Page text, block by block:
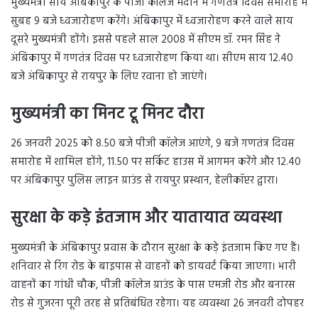
सुबह 9 बजे ध्वजारोहण करेंगे। अंबिकापुर में ध्वजारोहण करने वाले साय
दूसरे मुख्यमंत्री होंगे। इससे पहले साल 2008 में सीएम डॉ. रमन सिंह ने
अंबिकापुर में गणतंत्र दिवस पर ध्वजारोहण किया था। सीएम साय 12.40
बजे अंबिकापुर से रायपुर के लिए रवाना हो जाएंगे।
मुख्यमंत्री का मिनट टू मिनट दौरा
26 जनवरी 2025 को 8.50 बजे पीजी कॉलेज आएंगे, 9 बजे गणतंत्र दिवस
समारोह में शामिल होंगे, 11.50 पर सर्किट हाउस में आगमन करेंगे और 12.40
पर अंबिकापुर पुलिस लाइन ग्राउंड से रायपुर प्रस्थान, हेलीकॉप्टर द्वारा।
सुरक्षा के कड़े इंतजाम और यातायात व्यवस्था
मुख्यमंत्री के अंबिकापुर प्रवास के दौरान सुरक्षा के कड़े इंतजाम किए गए हैं।
शनिवार से रिंग रोड के बाइपास से वाहनों को डायवर्ट किया जाएगा। भारी
वाहनों का गांधी चौक, पीजी कॉलेज ग्राउंड के पास एमजी रोड और बनारस
रोड से गुजरना पूरी तरह से प्रतिबंधित रहेगा। यह व्यवस्था 26 जनवरी दोपहर